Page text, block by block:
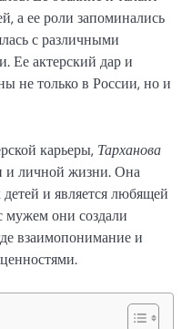
а ее роли запоминались
с различными
Ее актерский дар и
не только в России, но и
карьеры, Тарханова
и личной жизни. Она
и является любящей
мужем они создали
взаимопонимание и